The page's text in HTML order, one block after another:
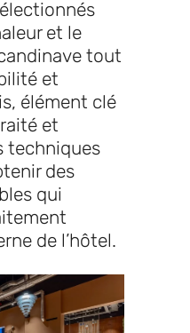
et le
tout
et
élément clé
et
techniques
des
qui
de l’hôtel.